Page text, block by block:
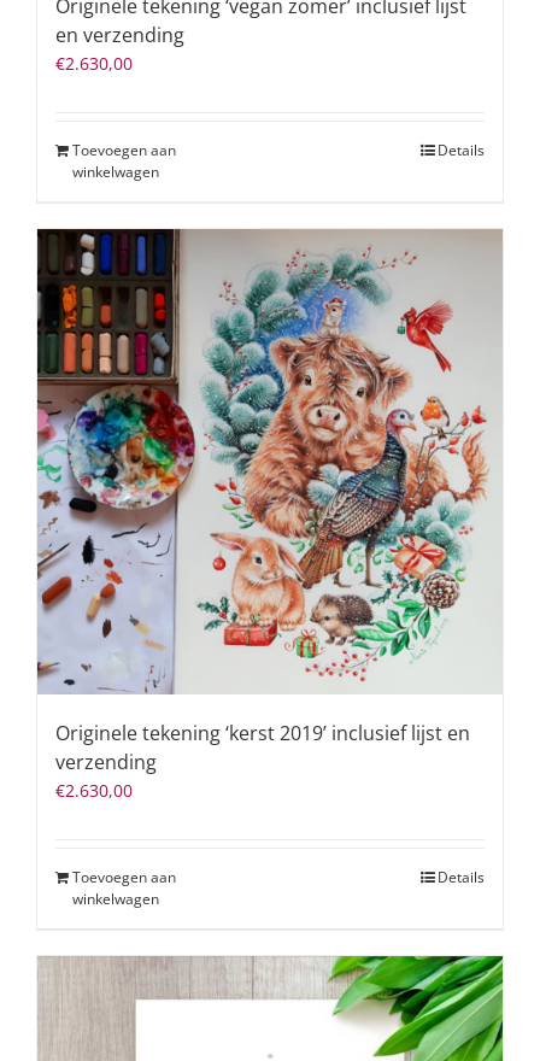
Originele tekening ‘vegan zomer’ inclusief lijst
en verzending
€2.630,00
Toevoegen aan
winkelwagen
Details
Originele tekening ‘kerst 2019’ inclusief lijst en
verzending
€2.630,00
Toevoegen aan
winkelwagen
Details